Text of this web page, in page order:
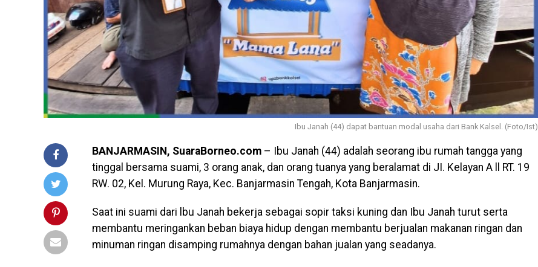
Ibu Janah (44) dapat bantuan modal usaha dari Bank Kalsel. (Foto/Ist)
BANJARMASIN, SuaraBorneo.com – Ibu Janah (44) adalah seorang ibu rumah tangga yang
tinggal bersama suami, 3 orang anak, dan orang tuanya yang beralamat di JI. Kelayan A ll RT. 19
RW. 02, Kel. Murung Raya, Kec. Banjarmasin Tengah, Kota Banjarmasin.
Saat ini suami dari lbu Janah bekerja sebagai sopir taksi kuning dan Ibu Janah turut serta
membantu meringankan beban biaya hidup dengan membantu berjualan makanan ringan dan
minuman ringan disamping rumahnya dengan bahan jualan yang seadanya.